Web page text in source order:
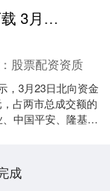
翼牛网APP下载 3月23日北向资金最新动向（附十大成交股）
股票配资资质
，3月23日北向资金
占两市总成交额的
中国平安、隆基绿
成